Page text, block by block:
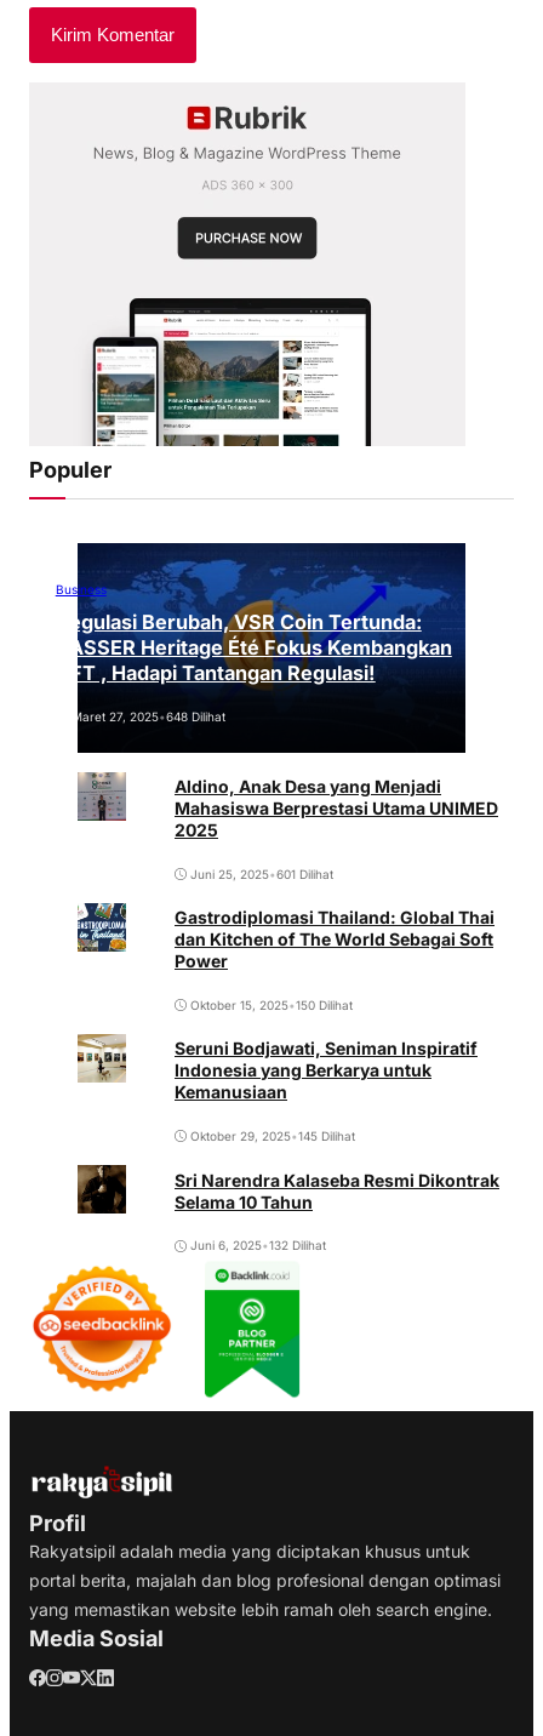
Populer
Business
Regulasi Berubah, VSR Coin Tertunda:
VASSER Heritage Été Fokus Kembangkan
NFT , Hadapi Tantangan Regulasi!
Maret 27, 2025•648 Dilihat
Aldino, Anak Desa yang Menjadi
Mahasiswa Berprestasi Utama UNIMED
2025
Juni 25, 2025•601 Dilihat
Gastrodiplomasi Thailand: Global Thai
dan Kitchen of The World Sebagai Soft
Power
Oktober 15, 2025•150 Dilihat
Seruni Bodjawati, Seniman Inspiratif
Indonesia yang Berkarya untuk
Kemanusiaan
Oktober 29, 2025•145 Dilihat
Sri Narendra Kalaseba Resmi Dikontrak
Selama 10 Tahun
Juni 6, 2025•132 Dilihat
Profil
Rakyatsipil adalah media yang diciptakan khusus untuk
portal berita, majalah dan blog profesional dengan optimasi
yang memastikan website lebih ramah oleh search engine.
Media Sosial